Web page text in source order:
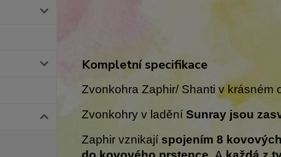
Kompletní specifikace
Zvonkohra Zaphir/ Shanti v krásném
Zvonkohry v ladění Sunray jsou
Zaphir vznikají spojením 8